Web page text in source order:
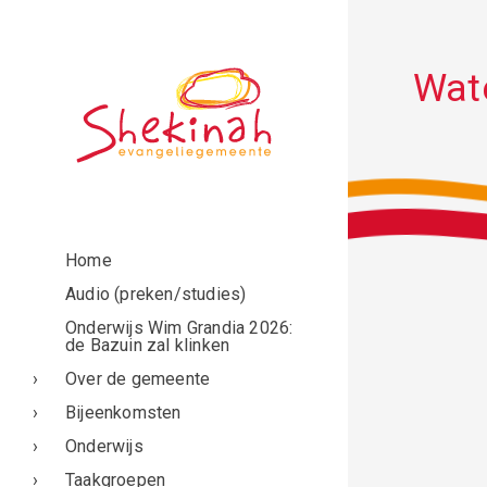
Home
Audio (preken/studies)
Onderwijs Wim Grandia 2026:
de Bazuin zal klinken
Over de gemeente
Bijeenkomsten
Onderwijs
Taakgroepen